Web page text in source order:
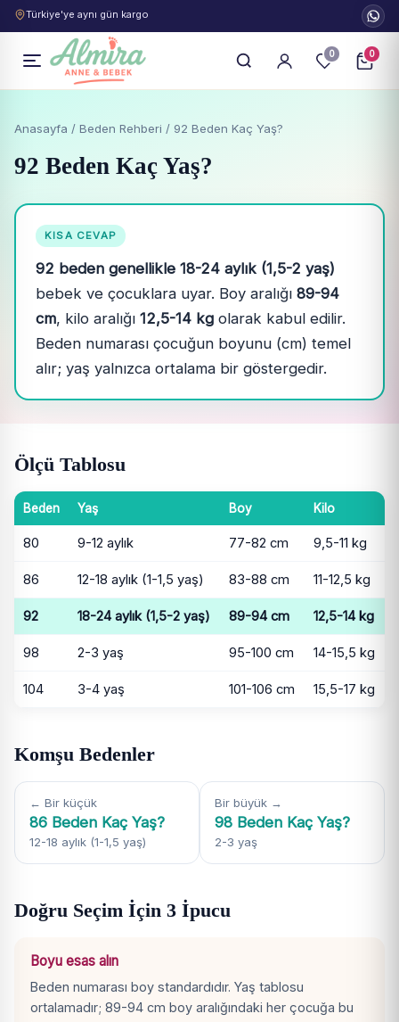
Türkiye'ye aynı gün kargo
0 0
Anasayfa / Beden Rehberi / 92 Beden Kaç Yaş?
92 Beden Kaç Yaş?
KISA CEVAP
92 beden genellikle 18-24 aylık (1,5-2 yaş)
bebek ve çocuklara uyar. Boy aralığı 89-94
cm, kilo aralığı 12,5-14 kg olarak kabul edilir.
Beden numarası çocuğun boyunu (cm) temel
alır; yaş yalnızca ortalama bir göstergedir.
Ölçü Tablosu
Beden Yaş Boy Kilo
80 9-12 aylık 77-82 cm 9,5-11 kg
86 12-18 aylık (1-1,5 yaş) 83-88 cm 11-12,5 kg
92 18-24 aylık (1,5-2 yaş) 89-94 cm 12,5-14 kg
98 2-3 yaş 95-100 cm 14-15,5 kg
104 3-4 yaş 101-106 cm 15,5-17 kg
Komşu Bedenler
← Bir küçük
86 Beden Kaç Yaş?
12-18 aylık (1-1,5 yaş)
Bir büyük →
98 Beden Kaç Yaş?
2-3 yaş
Doğru Seçim İçin 3 İpucu
Boyu esas alın
Beden numarası boy standardıdır. Yaş tablosu
ortalamadır; 89-94 cm boy aralığındaki her çocuğa bu